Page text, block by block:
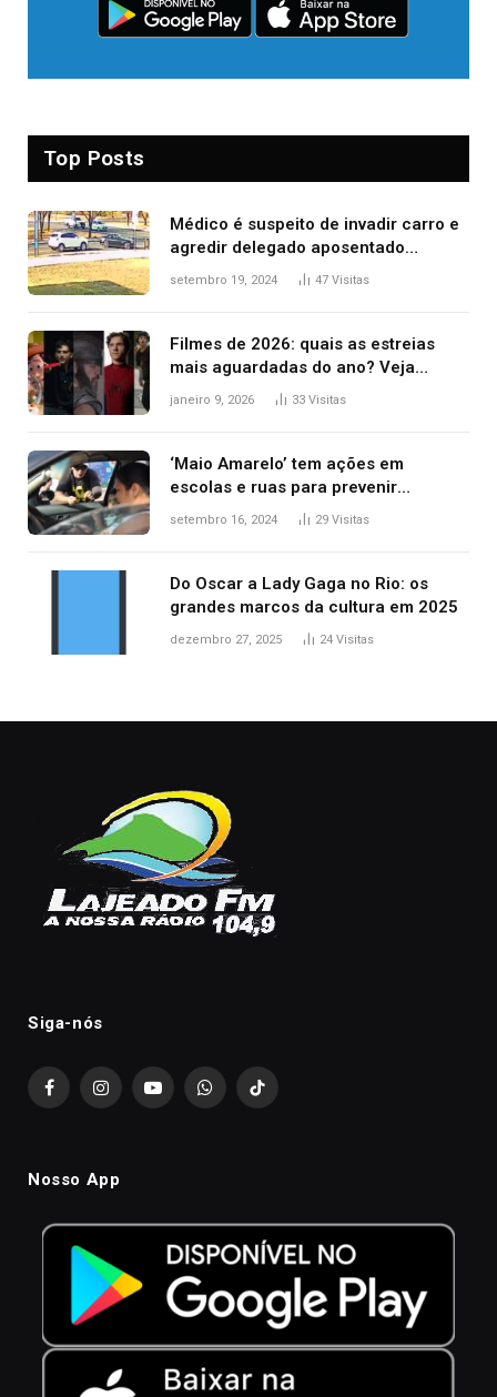
Top Posts
Médico é suspeito de invadir carro e
agredir delegado aposentado
durante confusão no trânsito
setembro 19, 2024 47 Visitas
Filmes de 2026: quais as estreias
mais aguardadas do ano? Veja
principais lançamentos do cinema
janeiro 9, 2026 33 Visitas
‘Maio Amarelo’ tem ações em
escolas e ruas para prevenir
acidentes no trânsito no AP
setembro 16, 2024 29 Visitas
Do Oscar a Lady Gaga no Rio: os
grandes marcos da cultura em 2025
dezembro 27, 2025 24 Visitas
Siga-nós
FacebookInstagramYouTubeWhatsAppTikTok
Nosso App